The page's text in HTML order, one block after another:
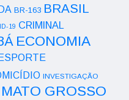
BR-163 BRASIL
19 CRIMINAL
ECONOMIA
INVESTIGAÇÃO
MATO GROSSO